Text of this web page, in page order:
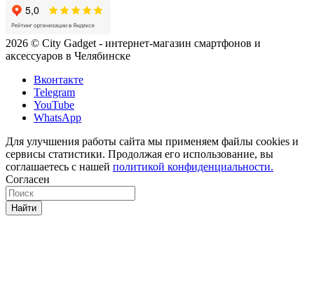
2026 © City Gadget - интернет-магазин смартфонов и
аксессуаров в Челябинске
Вконтакте
Telegram
YouTube
WhatsApp
Для улучшения работы сайта мы применяем файлы cookies и
сервисы статистики. Продолжая его использование, вы
соглашаетесь с нашей политикой конфиденциальности.
Согласен
Найти